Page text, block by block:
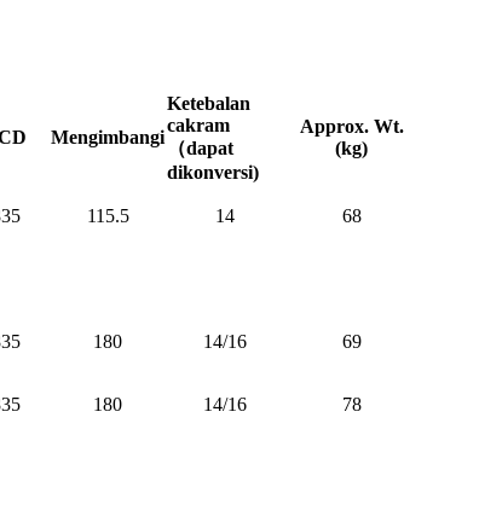
Mengimbangi
Ketebalan
cakram
（dapat
dikonversi)
Approx. Wt.
(kg)
115.5 14 68
180 14/16 69
180 14/16 78